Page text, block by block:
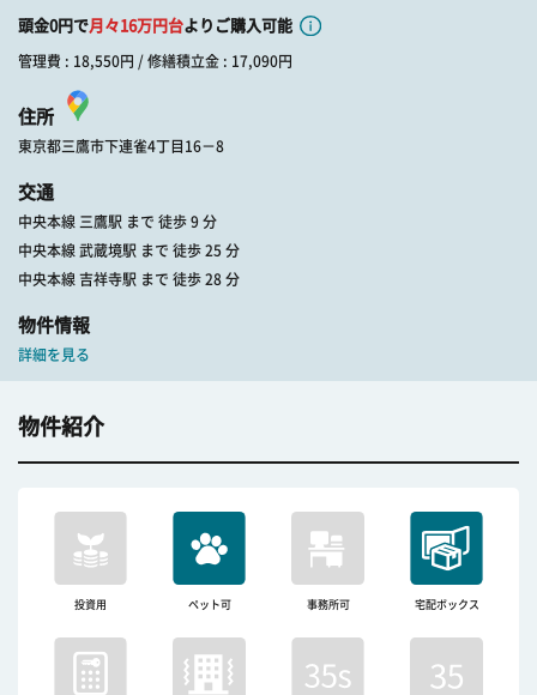
頭金0円で月々16万円台よりご購入可能
管理費 : 18,550円 / 修繕積立金 : 17,090円
住所
東京都三鷹市下連雀4丁目16－8
交通
中央本線 三鷹駅 まで 徒歩 9 分
中央本線 武蔵境駅 まで 徒歩 25 分
中央本線 吉祥寺駅 まで 徒歩 28 分
物件情報
詳細を見る
物件紹介
投資用 ペット可 事務所可 宅配ボックス